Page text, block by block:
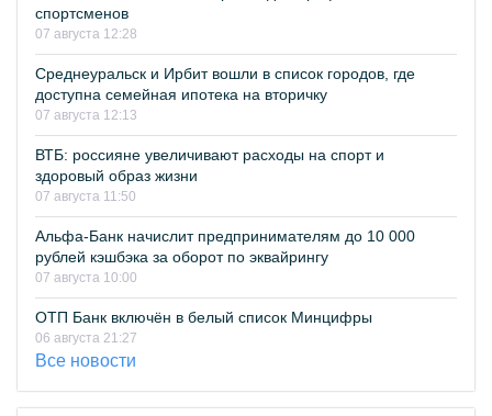
спортсменов
07 августа 12:28
Среднеуральск и Ирбит вошли в список городов, где
доступна семейная ипотека на вторичку
07 августа 12:13
ВТБ: россияне увеличивают расходы на спорт и
здоровый образ жизни
07 августа 11:50
Альфа-Банк начислит предпринимателям до 10 000
рублей кэшбэка за оборот по эквайрингу
07 августа 10:00
ОТП Банк включён в белый список Минцифры
06 августа 21:27
Все новости